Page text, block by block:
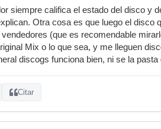
siempre califica el estado del disco y
Otra cosa es que luego el
(que es recomendable
Mix o lo que sea, y me lleguen
discogs funciona bien, ni se la
Citar